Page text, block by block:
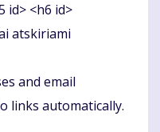
id> <h6 id>
atskiriami
and email
links automatically.